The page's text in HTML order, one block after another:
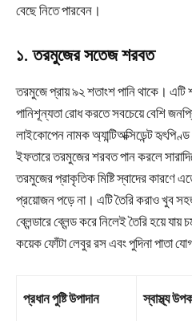
বেছে নিতে পারবেন।
১. তরমুজের সতেজ শরবত
তরমুজে প্রায় ৯২ শতাংশ পানি থাকে। এটি
পানিশূন্যতা রোধ করতে সবচেয়ে বেশি
লাইকোপেন নামক অ্যান্টিঅক্সিডেন্ট
ইফতারে তরমুজের শরবত পান করলে
তরমুজের প্রাকৃতিক মিষ্টি স্বাদের কারণে
প্রয়োজন পড়ে না। এটি তৈরি করাও খুব
ব্লেন্ডারে ব্লেন্ড করে নিলেই তৈরি হয়ে
কয়েক ফোঁটা লেবুর রস এবং পুদিনা পাতা
প্রধান পুষ্টি উপাদান স্বাস্থ্য